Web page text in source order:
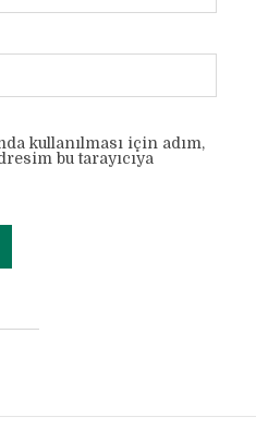
kullanılması için adım,
bu tarayıcıya